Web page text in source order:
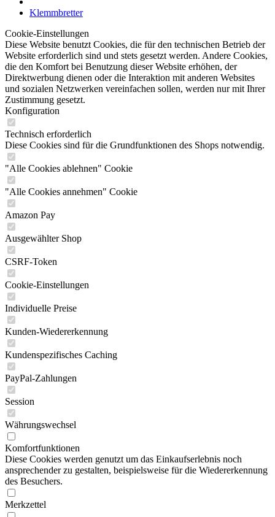
Klemmbretter
Cookie-Einstellungen
Diese Website benutzt Cookies, die für den technischen Betrieb der
Website erforderlich sind und stets gesetzt werden. Andere Cookies,
die den Komfort bei Benutzung dieser Website erhöhen, der
Direktwerbung dienen oder die Interaktion mit anderen Websites
und sozialen Netzwerken vereinfachen sollen, werden nur mit Ihrer
Zustimmung gesetzt.
Konfiguration
Technisch erforderlich
Diese Cookies sind für die Grundfunktionen des Shops notwendig.
"Alle Cookies ablehnen" Cookie
"Alle Cookies annehmen" Cookie
Amazon Pay
Ausgewählter Shop
CSRF-Token
Cookie-Einstellungen
Individuelle Preise
Kunden-Wiedererkennung
Kundenspezifisches Caching
PayPal-Zahlungen
Session
Währungswechsel
Komfortfunktionen
Diese Cookies werden genutzt um das Einkaufserlebnis noch
ansprechender zu gestalten, beispielsweise für die Wiedererkennung
des Besuchers.
Merkzettel